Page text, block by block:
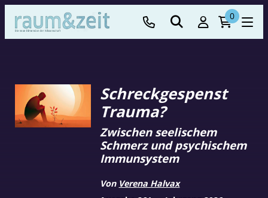
0
Schreckgespenst
Trauma?
Zwischen seelischem
Schmerz und psychischem
Immunsystem
Von Verena Halvax